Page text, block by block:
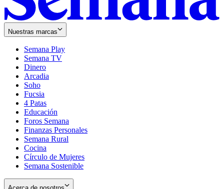
Nuestras marcas
Semana Play
Semana TV
Dinero
Arcadia
Soho
in
new
window
Fucsia
in
new
window
4 Patas
Educación
Foros Semana
Finanzas Personales
Semana Rural
Cocina
Círculo de Mujeres
Semana Sostenible